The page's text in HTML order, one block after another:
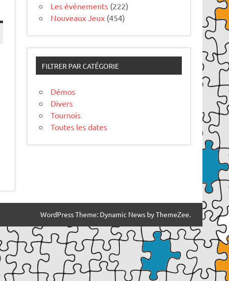
Les événements (222)
Nouveaux Jeux (454)
FILTRER PAR CATÉGORIE
Démos
Divers
Tournois
Toutes les dates
WordPress Theme: Dynamic News by ThemeZee.